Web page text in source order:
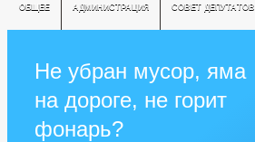
ОБЩЕЕ АДМИНИСТРАЦИЯ СОВЕТ ДЕПУТАТОВ
Не убран мусор, яма
на дороге, не горит
фонарь?